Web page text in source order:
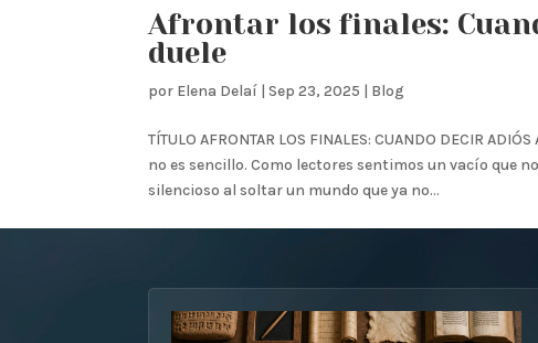
Afrontar los finales:
duele
por Elena Delaí |Sep 23, 2025 | Blog
TÍTULO AFRONTAR LOS FINALES: CUANDO DECIR
no es sencillo. Como lectores sentimos un vacío que
silencioso al soltar un mundo que ya no...